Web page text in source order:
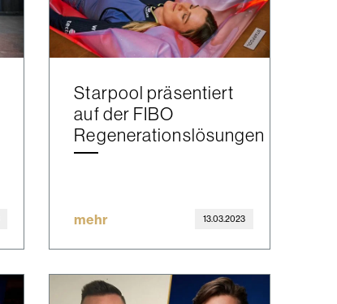
Starpool präsentiert
auf der FIBO
Regenerationslösungen
mehr 13.03.2023